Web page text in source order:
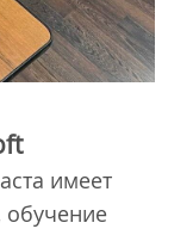
имеет
обучение